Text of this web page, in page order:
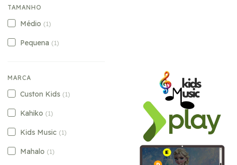
TAMANHO
Médio (1)
Pequena (1)
MARCA
Custon Kids (1)
Kahiko (1)
Kids Music (1)
Mahalo (1)